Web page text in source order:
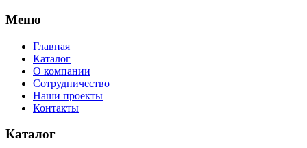
Меню
Главная
Каталог
О компании
Сотрудничество
Наши проекты
Контакты
Каталог